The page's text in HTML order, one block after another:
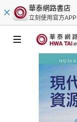
華泰網路書店
立刻使用官方APP